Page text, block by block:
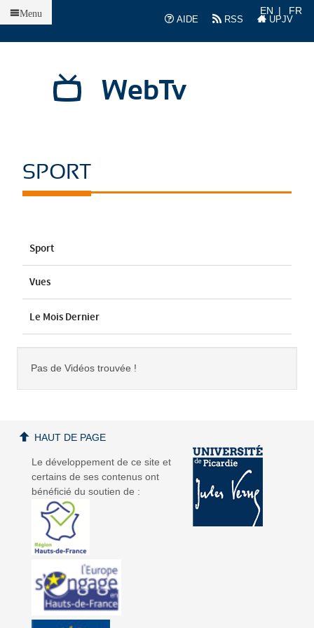
AIDE
RSS UPJV
EN FR
WebTv
Menu
SPORT
Sport
Vues
Le Mois Dernier
Pas de Vidéos trouvée !
Le développement de ce site et
certains de ses contenus ont
bénéficié du soutien de :
HAUT DE PAGE